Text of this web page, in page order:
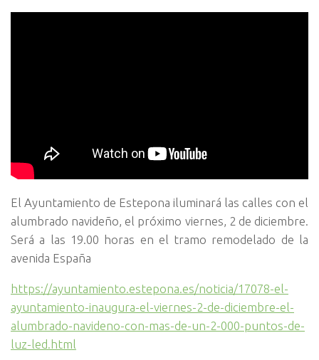
El Ayuntamiento de Estepona iluminará las calles con el
alumbrado navideño, el próximo viernes, 2 de diciembre.
Será a las 19.00 horas en el tramo remodelado de la
avenida España
https://ayuntamiento.estepona.es/noticia/17078-el-
ayuntamiento-inaugura-el-viernes-2-de-diciembre-el-
alumbrado-navideno-con-mas-de-un-2-000-puntos-de-
luz-led.html